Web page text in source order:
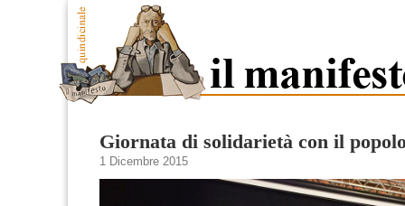
Giornata di solidarietà con il
1 Dicembre 2015